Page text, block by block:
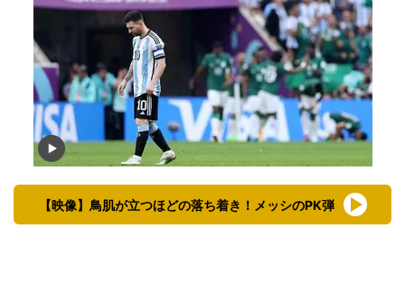
【映像】鳥肌が立つほどの落ち着き！メッシのPK弾